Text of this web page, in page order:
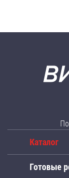
Каталог
Готовые